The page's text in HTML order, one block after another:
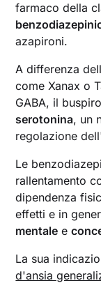
farmaco della
azapironi.
A differenza
come Xanax o
GABA, il
serotonina, un
regolazione
Le
rallentamento
dipendenza
effetti e in
mentale e
La sua
d'ansia